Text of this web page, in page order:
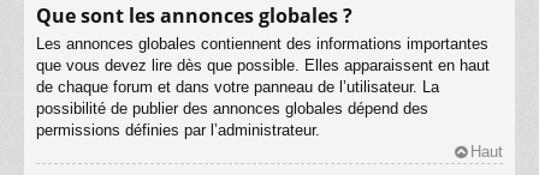
Que sont les annonces globales ?
Les annonces globales contiennent des informations importantes
que vous devez lire dès que possible. Elles apparaissent en haut
de chaque forum et dans votre panneau de l’utilisateur. La
possibilité de publier des annonces globales dépend des
permissions définies par l’administrateur.
Haut